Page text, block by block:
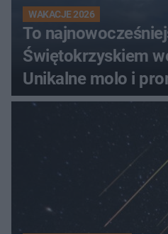
WAKACJE 2026
To
Świętokrzyskiem
Unikalne molo i